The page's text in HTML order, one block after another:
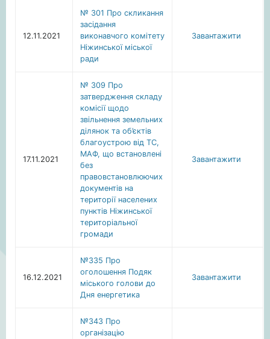
12.11.2021
№ 301 Про скликання
засідання
виконавчого комітету
Ніжинської міської
ради
Завантажити
17.11.2021
№ 309 Про
затвердження складу
комісії щодо
звільнення земельних
ділянок та об’єктів
благоустрою від ТС,
МАФ, що встановлені
без
правовстановлюючих
документів на
території населених
пунктів Ніжинської
територіальної
громади
Завантажити
16.12.2021
№335 Про
оголошення Подяк
міського голови до
Дня енергетика
Завантажити
№343 Про
організацію